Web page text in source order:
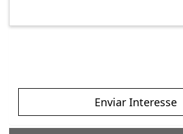
Enviar Interesse